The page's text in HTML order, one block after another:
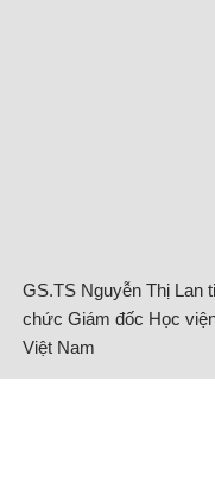
GS.TS Nguyễn Thị Lan
chức Giám đốc Học
Việt Nam